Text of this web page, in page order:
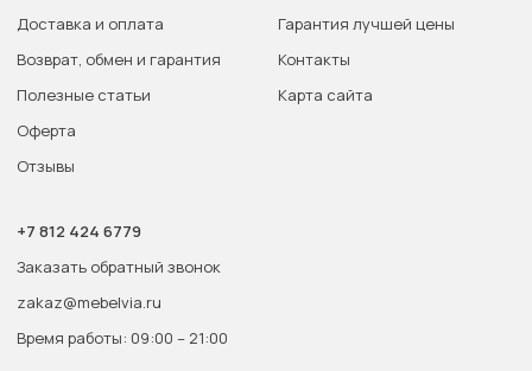
Доставка и оплата
Возврат, обмен и гарантия
Полезные статьи
Оферта
Отзывы
Гарантия лучшей цены
Контакты
Карта сайта
+7 812 424 6779
Заказать обратный звонок
zakaz@mebelvia.ru
Время работы: 09:00 – 21:00